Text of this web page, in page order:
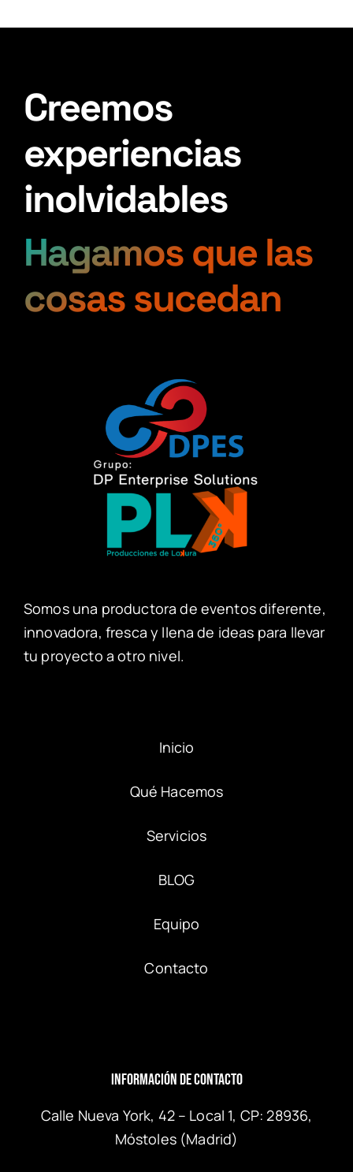
Creemos
experiencias
inolvidables
Hagamos que las
cosas sucedan
Somos una productora de eventos diferente,
innovadora, fresca y llena de ideas para llevar
tu proyecto a otro nivel.
Inicio
Qué Hacemos
Servicios
BLOG
Equipo
Contacto
Información de Contacto
Calle Nueva York, 42 – Local 1, CP: 28936,
Móstoles (Madrid)